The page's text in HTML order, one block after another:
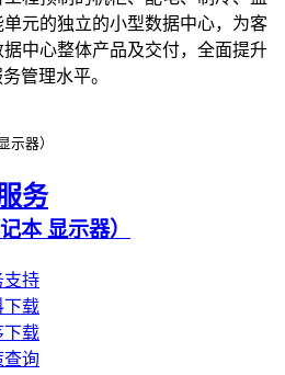
单元的独立的小型数据中心，为客
据中心整体产品及交付，全面提升
管理水平。
示器）
务
本 显示器）
支持
下载
下载
查询